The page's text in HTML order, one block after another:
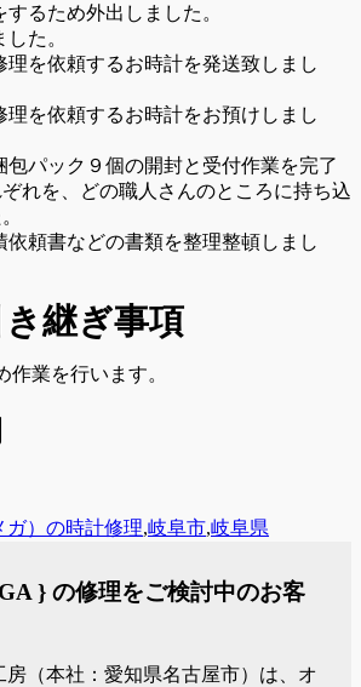
るため外出しました。
た。
理を依頼するお時計を発送致しまし
理を依頼するお時計をお預けしまし
包パック９個の開封と受付作業を完了
れを、どの職人さんのところに持ち込
依頼書などの書類を整理整頓しまし
き継ぎ事項
作業を行います。
ガ）の時計修理,岐阜市,岐阜県
} の修理をご検討中のお客
房（本社：愛知県名古屋市）は、オ